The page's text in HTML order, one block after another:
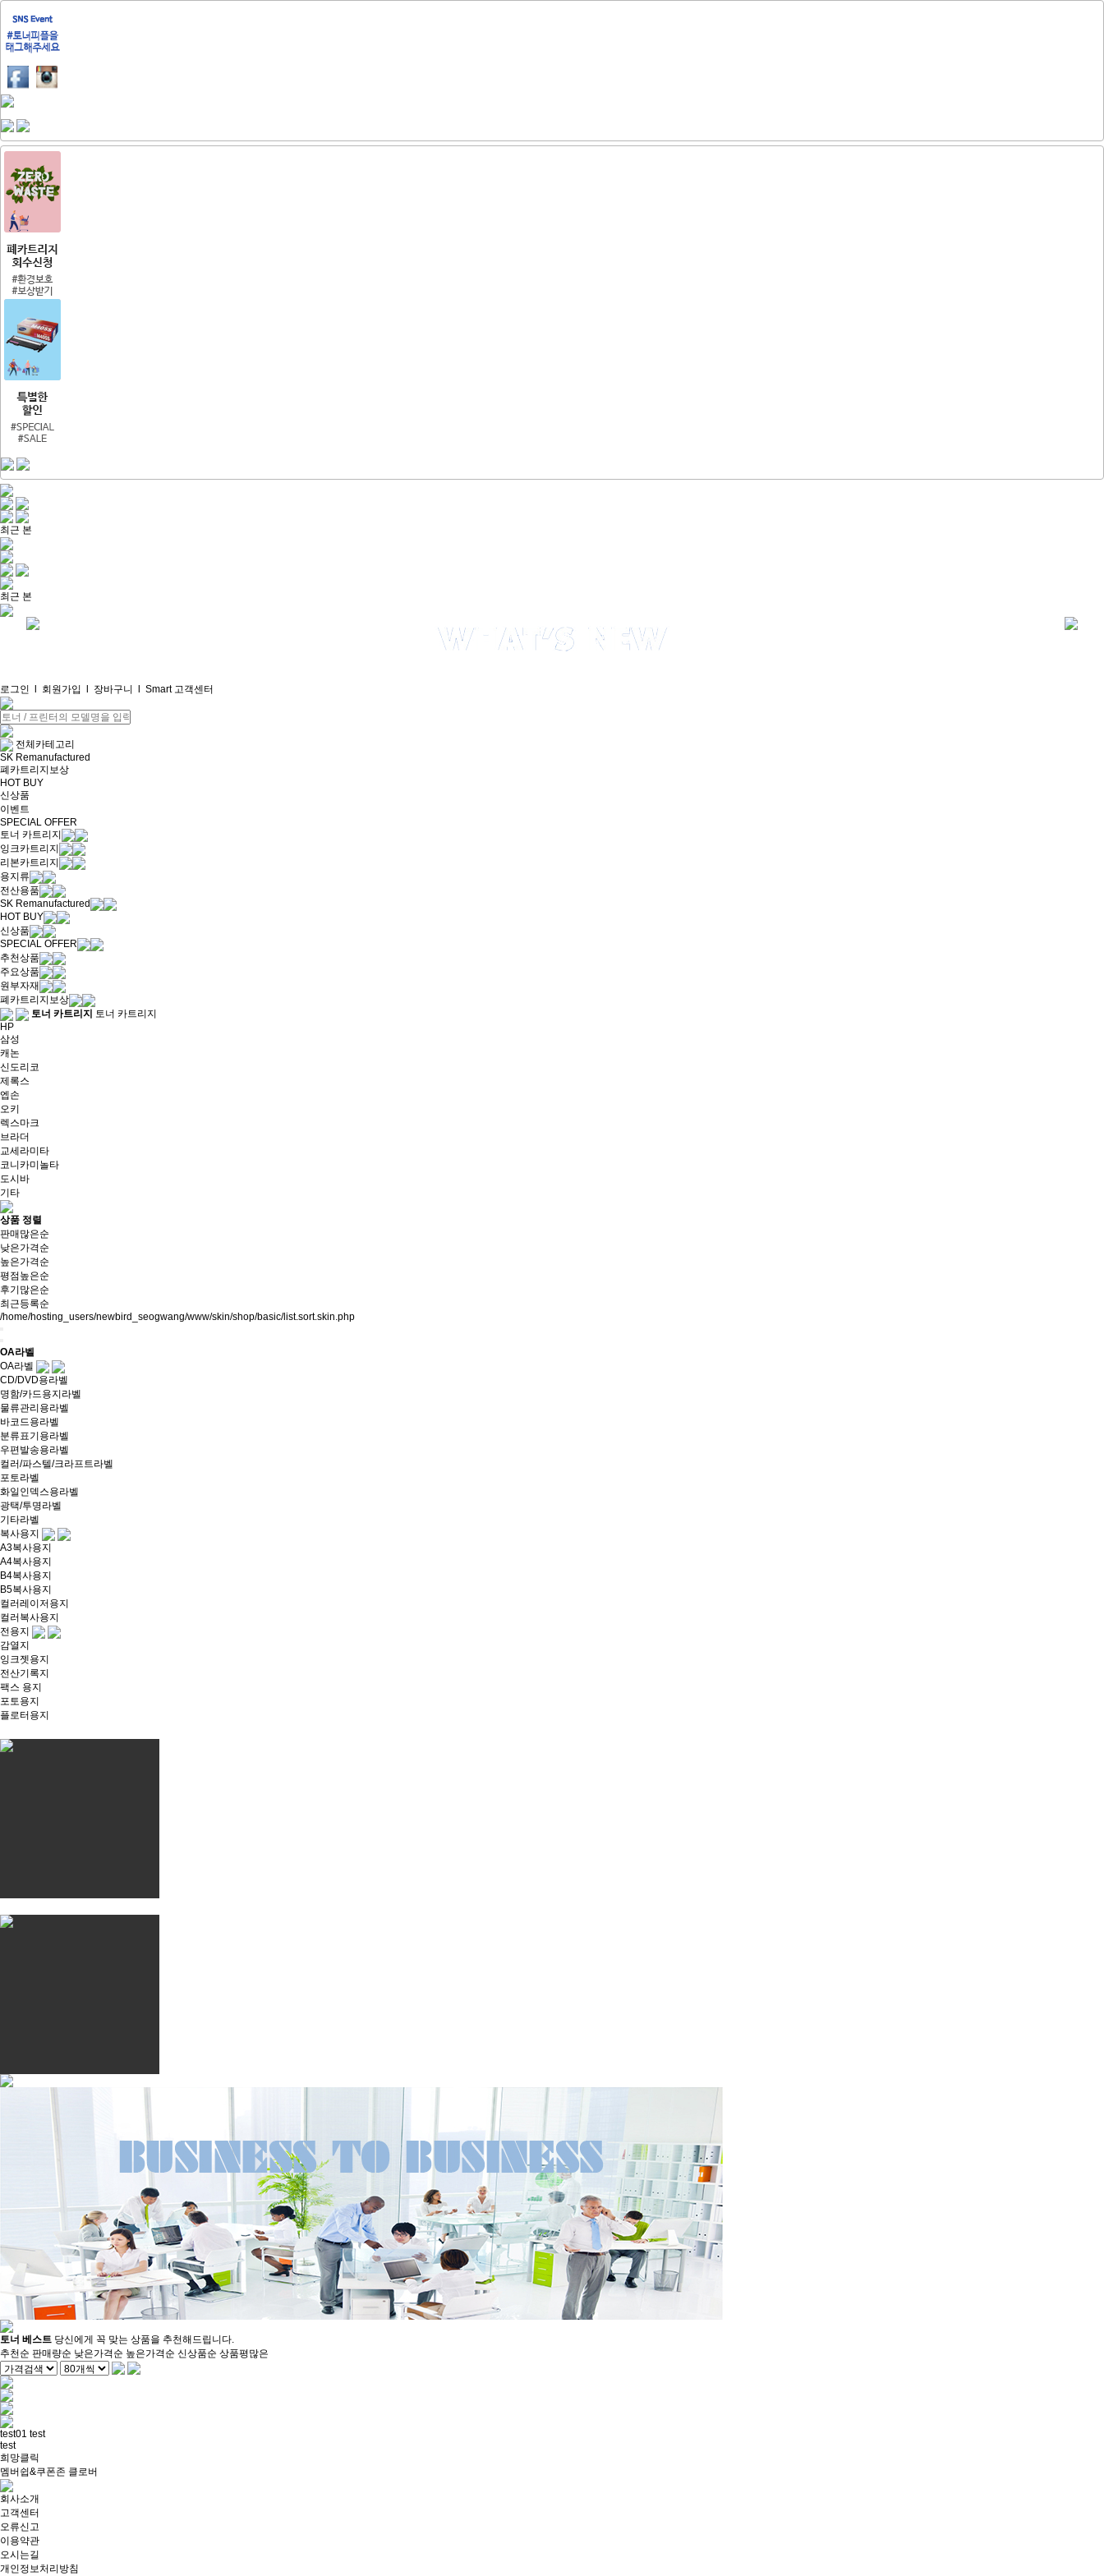
최근 본
최근 본
로그인 회원가입 장바구니 Smart 고객센터
전체카테고리
SK Remanufactured
폐카트리지보상
HOT BUY
신상품
이벤트
SPECIAL OFFER
토너 카트리지
잉크카트리지
리본카트리지
용지류
전산용품
SK Remanufactured
HOT BUY
신상품
SPECIAL OFFER
추천상품
주요상품
원부자재
폐카트리지보상
토너 카트리지 토너 카트리지
HP
삼성
캐논
신도리코
제록스
엡손
오키
렉스마크
브라더
교세라미타
코니카미놀타
도시바
기타
상품 정렬
판매많은순
낮은가격순
높은가격순
평점높은순
후기많은순
최근등록순
/home/hosting_users/newbird_seogwang/www/skin/shop/basic/list.sort.skin.php
OA라벨
OA라벨
CD/DVD용라벨
명함/카드용지라벨
물류관리용라벨
바코드용라벨
분류표기용라벨
우편발송용라벨
컬러/파스텔/크라프트라벨
포토라벨
화일인덱스용라벨
광택/투명라벨
기타라벨
복사용지
A3복사용지
A4복사용지
B4복사용지
B5복사용지
컬러레이저용지
컬러복사용지
전용지
감열지
잉크젯용지
전산기록지
팩스 용지
포토용지
플로터용지
토너 베스트 당신에게 꼭 맞는 상품을 추천해드립니다.
추천순 판매량순 낮은가격순 높은가격순 신상품순 상품평많은
test01 test
test
희망클릭
멤버쉽&쿠폰존 클로버
회사소개
고객센터
오류신고
이용약관
오시는길
개인정보처리방침